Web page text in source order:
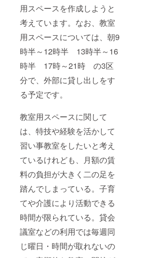
用スペースを作成しようと
考えています。なお、教室
用スペースについては、朝9
時半～12時半 13時半～16
時半 17時～21時 の3区
分で、外部に貸し出しをす
る予定です。
教室用スペースに関して
は、特技や経験を活かして
習い事教室をしたいと考え
ているけれども、月額の賃
料の負担が大きく二の足を
踏んでしまっている。子育
てや介護により活動できる
時間が限られている。貸会
議室などの利用では毎週同
じ曜日・時間が取れないの